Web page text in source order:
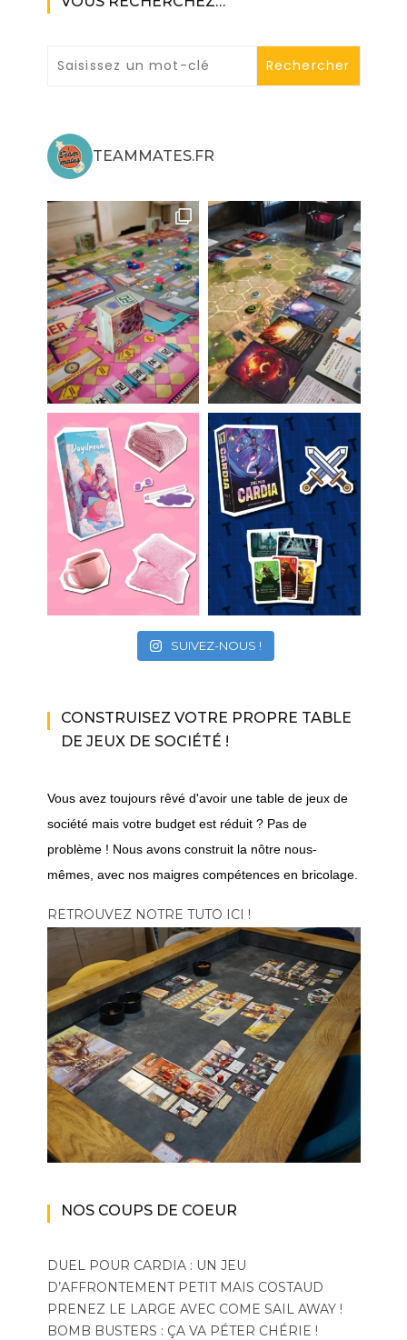
TEAMMATES.FR
SUIVEZ-NOUS !
CONSTRUISEZ VOTRE PROPRE TABLE
DE JEUX DE SOCIÉTÉ !
Vous avez toujours rêvé d'avoir une table de jeux de
société mais votre budget est réduit ? Pas de
problème ! Nous avons construit la nôtre nous-
mêmes, avec nos maigres compétences en bricolage.
RETROUVEZ NOTRE TUTO ICI !
NOS COUPS DE COEUR
DUEL POUR CARDIA : UN JEU
D’AFFRONTEMENT PETIT MAIS COSTAUD
PRENEZ LE LARGE AVEC COME SAIL AWAY !
BOMB BUSTERS : ÇA VA PÉTER CHÉRIE !